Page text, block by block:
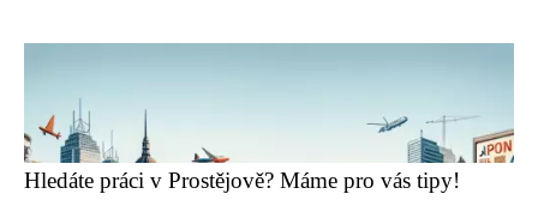
Hledáte práci v Prostějově? Máme pro vás tipy!